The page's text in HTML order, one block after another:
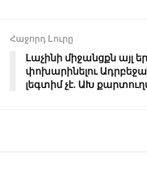
Հաջորդ Lուրը
Լաչինի միջանցքն այլ
փոխարինելու
լեգտիմ չէ․ ԱԽ